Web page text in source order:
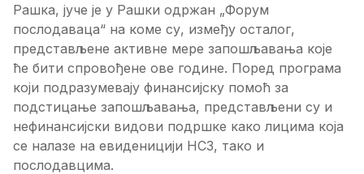
Рашка, јуче је у Рашки одржан „Форум
послодаваца“ на коме су, између осталог,
представљене активне мере запошљавања које
ће бити спровођене ове године. Поред програма
који подразумевају финансијску помоћ за
подстицање запошљавања, представљени су и
нефинансијски видови подршке како лицима која
се налазе на евиденицији НСЗ, тако и
послодавцима.